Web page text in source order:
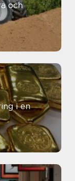
och
i en